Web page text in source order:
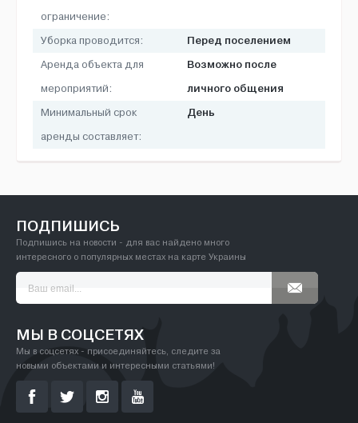
ограничение:
Уборка проводится: Перед поселением
Аренда объекта для
мероприятий:
Возможно после
личного общения
Минимальный срок
аренды составляет:
День
ПОДПИШИСЬ
Подпишись на новости - для вас найдено много
интересного о популярных местах на карте Украины
МЫ В СОЦСЕТЯХ
Мы в соцсетях - присоединяйтесь, следите за
новыми объектами и интересными статьями!